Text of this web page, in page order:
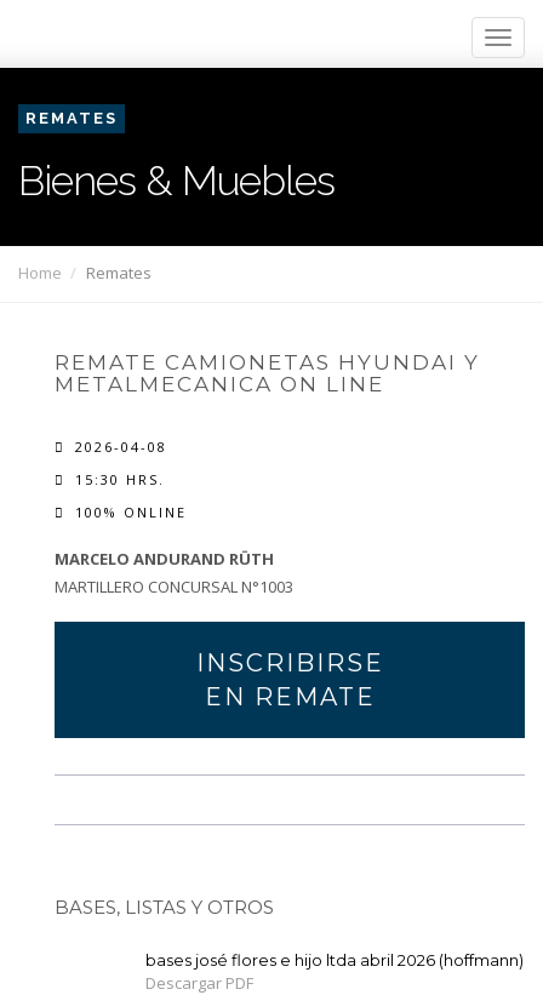
REMATES
Bienes & Muebles
Home Remates
REMATE CAMIONETAS HYUNDAI Y
METALMECANICA ON LINE
2026-04-08
15:30 HRS.
100% ONLINE
MARCELO ANDURAND RÜTH
MARTILLERO CONCURSAL N°1003
INSCRIBIRSE
EN REMATE
BASES, LISTAS Y OTROS
bases josé flores e hijo ltda abril 2026 (hoffmann)
Descargar PDF